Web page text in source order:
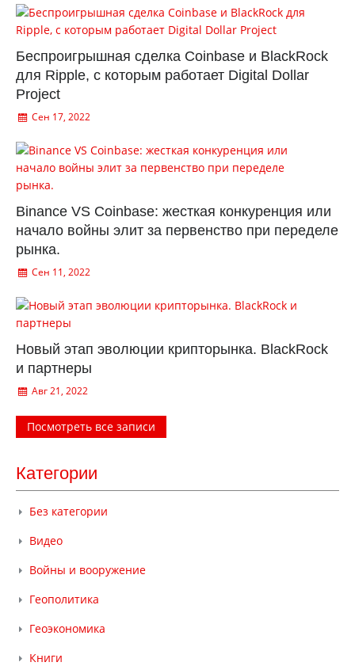
Беспроигрышная сделка Coinbase и BlackRock
для Ripple, с которым работает Digital Dollar
Project
Сен 17, 2022
Binance VS Coinbase: жесткая конкуренция или
начало войны элит за первенство при переделе
рынка.
Сен 11, 2022
Новый этап эволюции крипторынка. BlackRock
и партнеры
Авг 21, 2022
Посмотреть все записи
Категории
Без категории
Видео
Войны и вооружение
Геополитика
Геоэкономика
Книги